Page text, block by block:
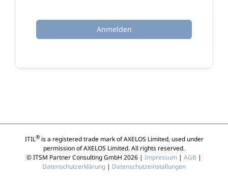
Anmelden
ITIL®is a registered trade mark of AXELOS Limited, used under
permission of AXELOS Limited. All rights reserved.
© ITSM Partner Consulting GmbH 2026 | Impressum | AGB |
Datenschutzerklärung | Datenschutzeinstallungen